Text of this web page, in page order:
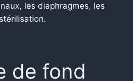
les diaphragmes, les
de fond